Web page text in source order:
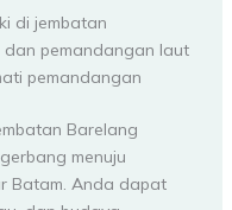
di jembatan
pemandangan laut
pemandangan
Barelang
menuju
Batam. Anda dapat